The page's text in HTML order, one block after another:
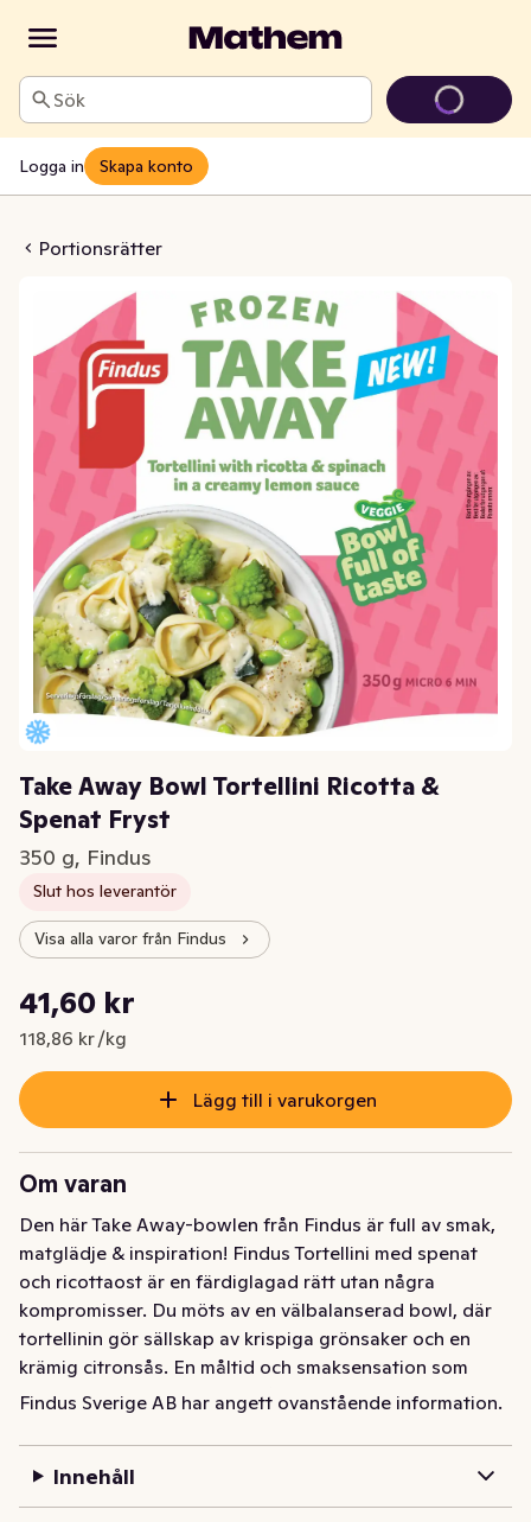
Sök
Logga in Skapa konto
Portionsrätter
Ricotta & Spenat Fryst
Take Away Bowl Tortellini Ricotta &
Spenat Fryst
350 g, Findus
Slut hos leverantör
Visa alla varor från Findus
Nuvarande pris är: 41,60 kr
41,60 kr
118,86 kr /kg
Styckpris: 118,86 kr /kg
Lägg till i varukorgen
Om varan
Den här Take Away-bowlen från Findus är full av smak,
matglädje & inspiration! Findus Tortellini med spenat
och ricottaost är en färdiglagad rätt utan några
kompromisser. Du möts av en välbalanserad bowl, där
tortellinin gör sällskap av krispiga grönsaker och en
krämig citronsås. En måltid och smaksensation som
passar utmärkt till lunchen på jobbet, utflykten eller
vardagshjälte? Smaklig måltid!
Findus Sverige AB har angett ovanstående information.
Innehåll